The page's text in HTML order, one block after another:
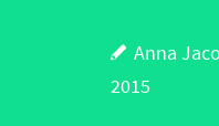
Anna
2015